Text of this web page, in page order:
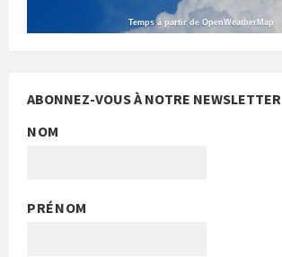
Temps à partir de OpenWeatherMap
ABONNEZ-VOUS À NOTRE NEWSLETTER
NOM
PRÉNOM